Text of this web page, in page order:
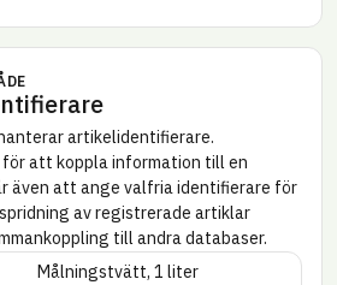
artikel­identifierare.
att koppla information till en
även att ange valfria identifierare för
av registrerade artiklar
till andra databaser.
Målningstvätt, 1 liter